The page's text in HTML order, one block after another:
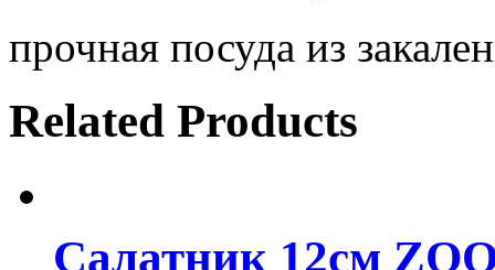
прочная посуда из
Related Products
Салатник 12см